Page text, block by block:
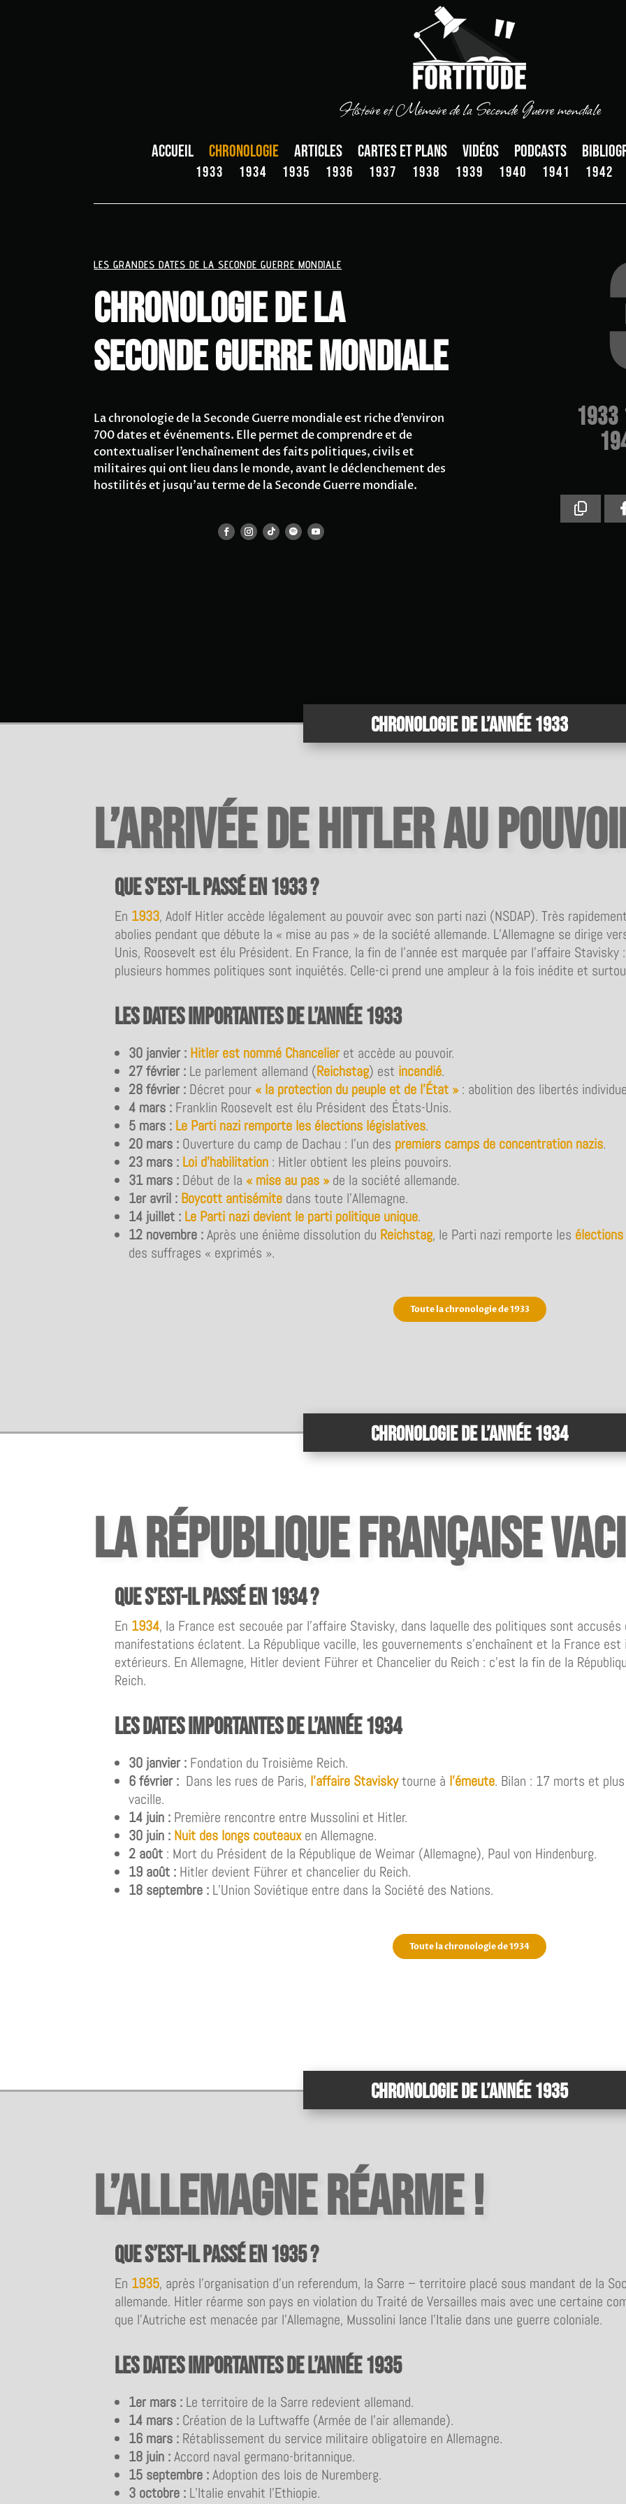
Histoire et Mémoire de la Seconde Guerre mondiale
Accueil Chronologie Articles Cartes et plans Vidéos Podcasts
1933 1934 1935 1936 1937 1938 1939 1940 1941 1942
LES GRANDES DATES DE LA SECONDE GUERRE MONDIALE
Chronologie de la
Seconde Guerre mondiale
La chronologie de la Seconde Guerre mondiale est riche d’environ
700 dates et événements. Elle permet de comprendre et de
contextualiser l’enchaînement des faits politiques, civils et
militaires qui ont lieu dans le monde, avant le déclenchement des
hostilités et jusqu’au terme de la Seconde Guerre mondiale.
1933
Chronologie de l’année 1933
L’arrivée de Hitler au
Que s’est-il passé en 1933 ?
En 1933, Adolf Hitler accède légalement au pouvoir avec son parti nazi (NSDAP). Très
abolies pendant que débute la « mise au pas » de la société allemande. L’Allemagne se dirige
Unis, Roosevelt est élu Président. En France, la fin de l’année est marquée par l’affaire
plusieurs hommes politiques sont inquiétés. Celle-ci prend une ampleur à la fois inédite et
Les dates importantes de l’année 1933
30 janvier : Hitler est nommé Chancelieret accède au pouvoir.
27 février : Le parlement allemand (Reichstag) est incendié.
28 février : Décret pour « la protection du peuple et de l’État »: abolition des libertés
4 mars : Franklin Roosevelt est élu Président des États-Unis.
5 mars : Le Parti nazi remporte les élections législatives.
20 mars : Ouverture du camp de Dachau : l’un des premiers camps de concentration nazis.
23 mars : Loi d’habilitation : Hitler obtient les pleins pouvoirs.
31 mars : Début de la « mise au pas »de la société allemande.
1er avril : Boycott antisémite dans toute l’Allemagne.
14 juillet : Le Parti nazi devient le parti politique unique.
12 novembre :Après une énième dissolution du Reichstag, le Parti nazi remporte les
des suffrages « exprimés ».
Toute la chronologie de 1933
Chronologie de l’année 1934
La République française
Que s’est-il passé en 1934 ?
En 1934, la France est secouée par l’affaire Stavisky, dans laquelle des politiques sont
manifestations éclatent. La République vacille, les gouvernements s’enchaînent et la France
extérieurs. En Allemagne, Hitler devient Führer et Chancelier du Reich : c’est la fin de la
Reich.
Les dates importantes de l’année 1934
30 janvier : Fondation du Troisième Reich.
6 février : Dans les rues de Paris, l’affaire Staviskytourne à l’émeute. Bilan : 17 morts et
vacille.
14 juin : Première rencontre entre Mussolini et Hitler.
30 juin : Nuit des longs couteaux en Allemagne.
2 août : Mort du Président de la République de Weimar (Allemagne), Paul von Hindenburg.
19 août : Hitler devient Führer et chancelier du Reich.
18 septembre : L’Union Soviétique entre dans la Société des Nations.
Toute la chronologie de 1934
Chronologie de l’année 1935
L’Allemagne réarme !
Que s’est-il passé en 1935 ?
En 1935, après l’organisation d’un referendum, la Sarre – territoire placé sous mandant de la
allemande. Hitler réarme son pays en violation du Traité de Versailles mais avec une certaine
que l’Autriche est menacée par l’Allemagne, Mussolini lance l’Italie dans une guerre coloniale.
Les dates importantes de l’année 1935
1er mars : Le territoire de la Sarre redevient allemand.
14 mars : Création de la Luftwaffe (Armée de l’air allemande).
16 mars : Rétablissement du service militaire obligatoire en Allemagne.
18 juin :Accord naval germano-britannique.
15 septembre :Adoption des lois de Nuremberg.
3 octobre : L’Italie envahit l’Ethiopie.